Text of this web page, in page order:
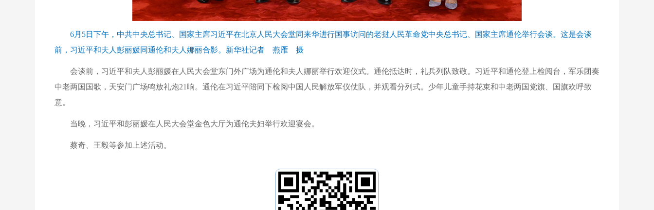
6月5日下午，中共中央总书记、国家主席习近平在北京人民大会堂同来华进行国事访问的老挝人民革命党中央总书记、国家主席通伦举行会谈。这是会谈
前，习近平和夫人彭丽媛同通伦和夫人娜丽合影。新华社记者 燕雁 摄
会谈前，习近平和夫人彭丽媛在人民大会堂东门外广场为通伦和夫人娜丽举行欢迎仪式。通伦抵达时，礼兵列队致敬。习近平和通伦登上检阅台，军乐团奏
中老两国国歌，天安门广场鸣放礼炮21响。通伦在习近平陪同下检阅中国人民解放军仪仗队，并观看分列式。少年儿童手持花束和中老两国党旗、国旗欢呼致
意。
当晚，习近平和彭丽媛在人民大会堂金色大厅为通伦夫妇举行欢迎宴会。
蔡奇、王毅等参加上述活动。